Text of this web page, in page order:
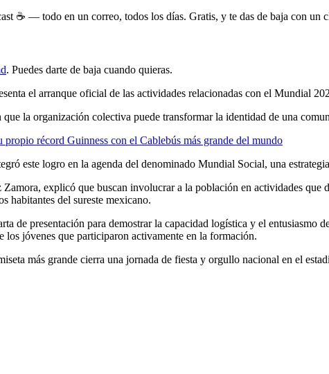
☕ — todo en un correo, todos los días. Gratis, y te das de baja con un
. Puedes darte de baja cuando quieras.
el arranque oficial de las actividades relacionadas con el Mundial
la organización colectiva puede transformar la identidad de una
récord Guinness con el Cablebús más grande del mundo
este logro en la agenda del denominado Mundial Social, una
explicó que buscan involucrar a la población en actividades
habitantes del sureste mexicano.
de presentación para demostrar la capacidad logística y el
los jóvenes que participaron activamente en la formación.
más grande cierra una jornada de fiesta y orgullo nacional en el